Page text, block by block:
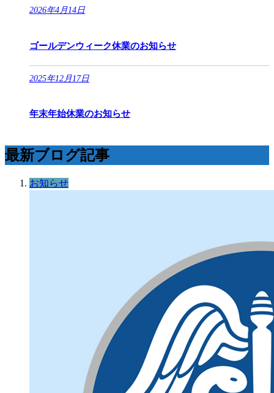
2026年4月14日
ゴールデンウィーク休業のお知らせ
2025年12月17日
年末年始休業のお知らせ
最新ブログ記事
お知らせ